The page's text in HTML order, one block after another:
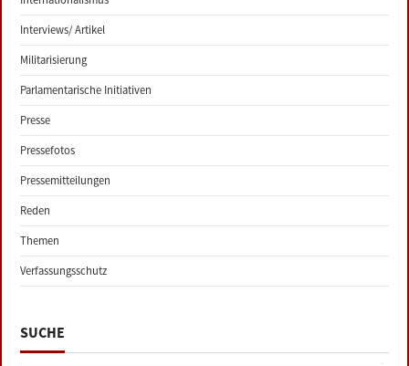
Interviews/ Artikel
Militarisierung
Parlamentarische Initiativen
Presse
Pressefotos
Pressemitteilungen
Reden
Themen
Verfassungsschutz
SUCHE